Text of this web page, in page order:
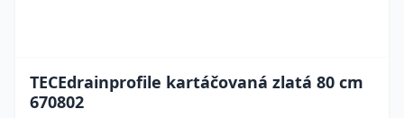
TECEdrainprofile kartáčovaná zlatá 80 cm
670802